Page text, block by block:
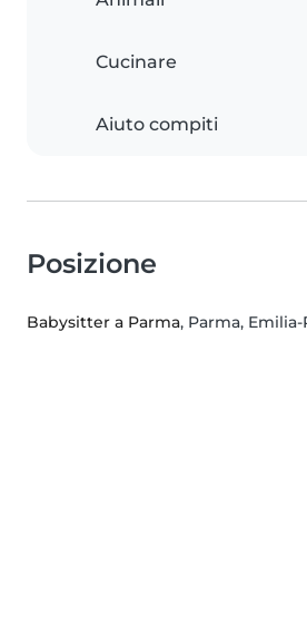
Cucinare
Aiuto compiti
Posizione
Babysitter a Parma, Parma,